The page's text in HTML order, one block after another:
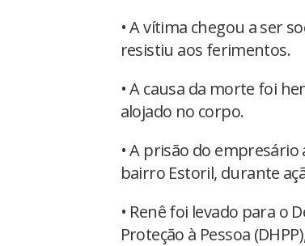
• A vítima chegou a ser
resistiu aos ferimentos.
• A causa da morte foi
alojado no corpo.
• A prisão do
bairro Estoril, durante
• Renê foi levado para o
Proteção à Pessoa